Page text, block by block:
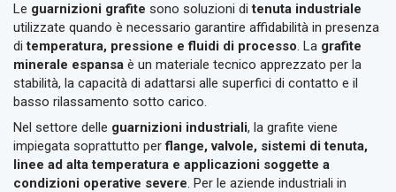
Le guarnizioni grafite sono soluzioni ditenuta industriale
utilizzate quando è necessario garantire affidabilità in presenza
ditemperatura, pressione e fluidi di processo. La grafite
minerale espansa è un materiale tecnico apprezzato per la
stabilità, la capacità di adattarsi alle superfici di contatto e il
basso rilassamento sotto carico.
Nel settore delle guarnizioni industriali, la grafite viene
impiegata soprattutto perflange, valvole, sistemi di tenuta,
linee ad alta temperatura e applicazioni soggette a
condizioni operative severe . Per le aziende industriali in